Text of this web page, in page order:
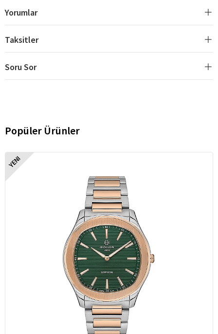
Yorumlar
Taksitler
Soru Sor
Popüler Ürünler
YENI